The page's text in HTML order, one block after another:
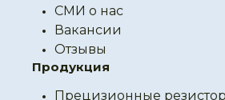
СМИ о нас
Вакансии
Отзывы
Продукция
Прецизионные